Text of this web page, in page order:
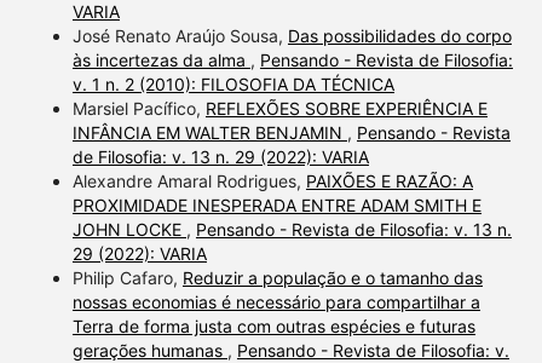
VARIA
José Renato Araújo Sousa, Das possibilidades do corpo
às incertezas da alma , Pensando - Revista de Filosofia:
v. 1 n. 2 (2010): FILOSOFIA DA TÉCNICA
Marsiel Pacífico, REFLEXÕES SOBRE EXPERIÊNCIA E
INFÂNCIA EM WALTER BENJAMIN , Pensando - Revista
de Filosofia: v. 13 n. 29 (2022): VARIA
Alexandre Amaral Rodrigues, PAIXÕES E RAZÃO: A
PROXIMIDADE INESPERADA ENTRE ADAM SMITH E
JOHN LOCKE , Pensando - Revista de Filosofia: v. 13 n.
29 (2022): VARIA
Philip Cafaro, Reduzir a população e o tamanho das
nossas economias é necessário para compartilhar a
Terra de forma justa com outras espécies e futuras
gerações humanas , Pensando - Revista de Filosofia: v.